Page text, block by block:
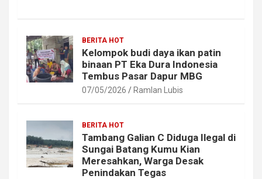
BERITA HOT
Kelompok budi daya ikan patin
binaan PT Eka Dura Indonesia
Tembus Pasar Dapur MBG
07/05/2026 Ramlan Lubis
BERITA HOT
Tambang Galian C Diduga Ilegal di
Sungai Batang Kumu Kian
Meresahkan, Warga Desak
Penindakan Tegas